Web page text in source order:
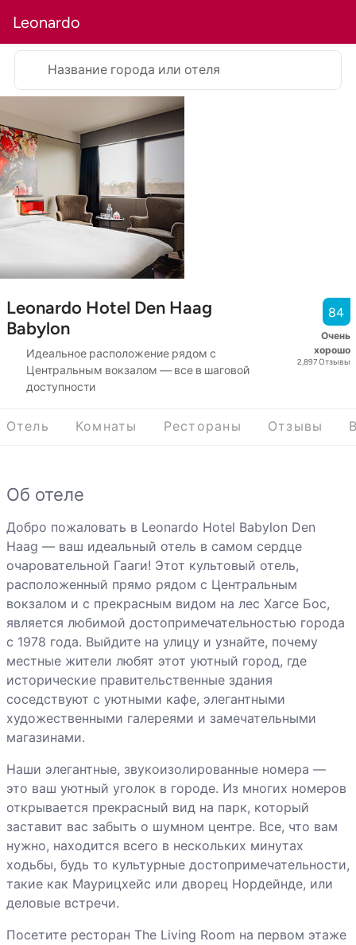
Leonardo
Leonardo Hotel Den Haag
Babylon
Идеальное расположение рядом с
Центральным вокзалом — все в шаговой
доступности
84
Очень
хорошо
2,897Отзывы
Название города или отеля
Отель Комнаты Рестораны Отзывы
Об отеле
Добро пожаловать в Leonardo Hotel Babylon Den
Haag — ваш идеальный отель в самом сердце
очаровательной Гааги! Этот культовый отель,
расположенный прямо рядом с Центральным
вокзалом и с прекрасным видом на лес Хагсе Бос,
является любимой достопримечательностью города
с 1978 года. Выйдите на улицу и узнайте, почему
местные жители любят этот уютный город, где
исторические правительственные здания
соседствуют с уютными кафе, элегантными
художественными галереями и замечательными
магазинами.
Наши элегантные, звукоизолированные номера —
это ваш уютный уголок в городе. Из многих номеров
открывается прекрасный вид на парк, который
заставит вас забыть о шумном центре. Все, что вам
нужно, находится всего в нескольких минутах
ходьбы, будь то культурные достопримечательности,
такие как Маурицхейс или дворец Нордейнде, или
деловые встречи.
Посетите ресторан The Living Room на первом этаже